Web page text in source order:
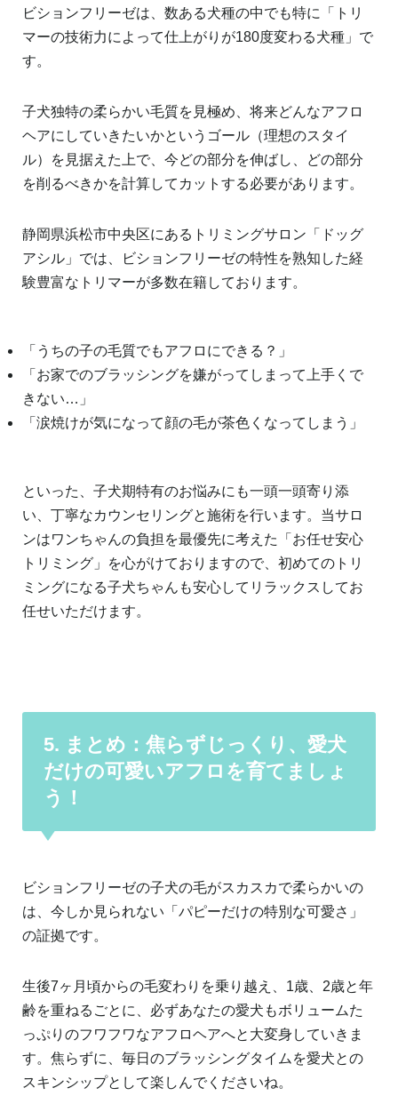
ビションフリーゼは、数ある犬種の中でも特に「トリ
マーの技術力によって仕上がりが180度変わる犬種」で
す。
子犬独特の柔らかい毛質を見極め、将来どんなアフロ
ヘアにしていきたいかというゴール（理想のスタイ
ル）を見据えた上で、今どの部分を伸ばし、どの部分
を削るべきかを計算してカットする必要があります。
静岡県浜松市中央区にあるトリミングサロン「ドッグ
アシル」では、ビションフリーゼの特性を熟知した経
験豊富なトリマーが多数在籍しております。
「うちの子の毛質でもアフロにできる？」
「お家でのブラッシングを嫌がってしまって上手くで
きない…」
「涙焼けが気になって顔の毛が茶色くなってしまう」
といった、子犬期特有のお悩みにも一頭一頭寄り添
い、丁寧なカウンセリングと施術を行います。当サロ
ンはワンちゃんの負担を最優先に考えた「お任せ安心
トリミング」を心がけておりますので、初めてのトリ
ミングになる子犬ちゃんも安心してリラックスしてお
任せいただけます。
5. まとめ：焦らずじっくり、愛犬
だけの可愛いアフロを育てましょ
う！
ビションフリーゼの子犬の毛がスカスカで柔らかいの
は、今しか見られない「パピーだけの特別な可愛さ」
の証拠です。
生後7ヶ月頃からの毛変わりを乗り越え、1歳、2歳と年
齢を重ねるごとに、必ずあなたの愛犬もボリュームた
っぷりのフワフワなアフロヘアへと大変身していきま
す。焦らずに、毎日のブラッシングタイムを愛犬との
スキンシップとして楽しんでくださいね。